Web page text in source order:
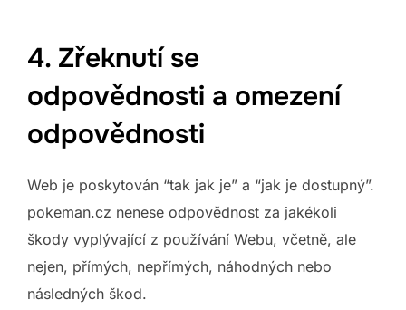
4. Zřeknutí se
odpovědnosti a omezení
odpovědnosti
Web je poskytován “tak jak je” a “jak je dostupný”.
pokeman.cz nenese odpovědnost za jakékoli
škody vyplývající z používání Webu, včetně, ale
nejen, přímých, nepřímých, náhodných nebo
následných škod.